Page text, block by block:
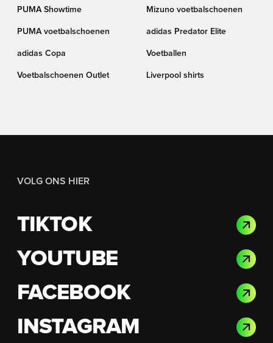
PUMA Showtime Mizuno voetbalschoenen
PUMA voetbalschoenen adidas Predator Elite
adidas Copa Voetballen
Voetbalschoenen Outlet Liverpool shirts
VOLG ONS HIER
TIKTOK
YOUTUBE
FACEBOOK
INSTAGRAM